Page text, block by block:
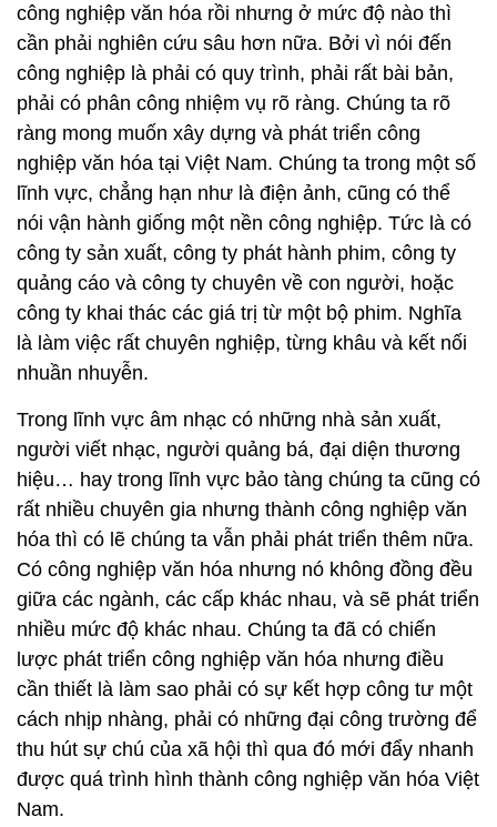
công nghiệp văn hóa rồi nhưng ở mức độ nào thì
cần phải nghiên cứu sâu hơn nữa. Bởi vì nói đến
công nghiệp là phải có quy trình, phải rất bài bản,
phải có phân công nhiệm vụ rõ ràng. Chúng ta rõ
ràng mong muốn xây dựng và phát triển công
nghiệp văn hóa tại Việt Nam. Chúng ta trong một số
lĩnh vực, chẳng hạn như là điện ảnh, cũng có thể
nói vận hành giống một nền công nghiệp. Tức là có
công ty sản xuất, công ty phát hành phim, công ty
quảng cáo và công ty chuyên về con người, hoặc
công ty khai thác các giá trị từ một bộ phim. Nghĩa
là làm việc rất chuyên nghiệp, từng khâu và kết nối
nhuần nhuyễn.
Trong lĩnh vực âm nhạc có những nhà sản xuất,
người viết nhạc, người quảng bá, đại diện thương
hiệu… hay trong lĩnh vực bảo tàng chúng ta cũng có
rất nhiều chuyên gia nhưng thành công nghiệp văn
hóa thì có lẽ chúng ta vẫn phải phát triển thêm nữa.
Có công nghiệp văn hóa nhưng nó không đồng đều
giữa các ngành, các cấp khác nhau, và sẽ phát triển
nhiều mức độ khác nhau. Chúng ta đã có chiến
lược phát triển công nghiệp văn hóa nhưng điều
cần thiết là làm sao phải có sự kết hợp công tư một
cách nhịp nhàng, phải có những đại công trường để
thu hút sự chú của xã hội thì qua đó mới đẩy nhanh
được quá trình hình thành công nghiệp văn hóa Việt
Nam.